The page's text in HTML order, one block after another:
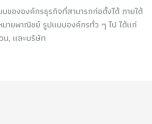
ขององค์กรธุรกิจที่สามารถก่อตั้งได้ ภายใต้
มายพาณิชย์ รูปแบบองค์กรทั่ว ๆ ไป ได้แก่
น, และบริษัท